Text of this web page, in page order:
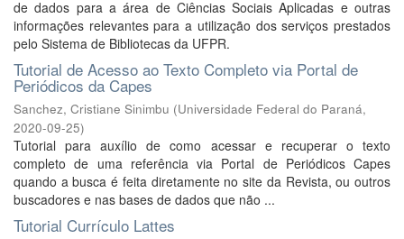
de dados para a área de Ciências Sociais Aplicadas e outras
informações relevantes para a utilização dos serviços prestados
pelo Sistema de Bibliotecas da UFPR.
Tutorial de Acesso ao Texto Completo via Portal de
Periódicos da Capes
Sanchez, Cristiane Sinimbu (Universidade Federal do Paraná,
2020-09-25)
Tutorial para auxílio de como acessar e recuperar o texto
completo de uma referência via Portal de Periódicos Capes
quando a busca é feita diretamente no site da Revista, ou outros
buscadores e nas bases de dados que não ...
Tutorial Currículo Lattes